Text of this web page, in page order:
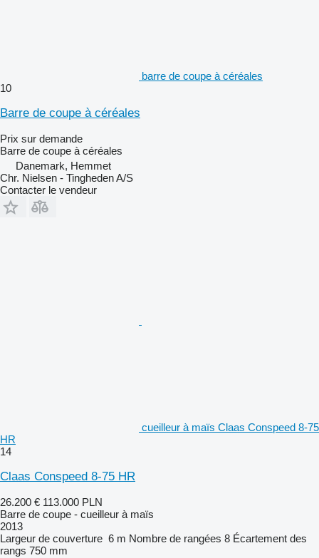
barre de coupe à céréales
10
Barre de coupe à céréales
Prix sur demande
Barre de coupe à céréales
Danemark, Hemmet
Chr. Nielsen - Tingheden A/S
Contacter le vendeur
cueilleur à maïs Claas Conspeed 8-75
HR
14
Claas Conspeed 8-75 HR
26.200 € 113.000 PLN
Barre de coupe - cueilleur à maïs
2013
Largeur de couverture 6 m Nombre de rangées 8 Écartement des
rangs 750 mm